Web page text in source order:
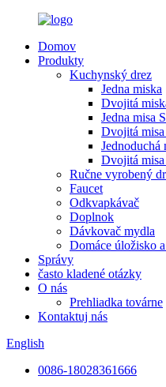
Domov
Produkty
Kuchynský drez
Jedna miska
Dvojitá
Jedna misa
Dvojitá
Dvojitá
Ručne vyrobený
Faucet
Odkvapkávač
Doplnok
Dávkovač mydla
Domáce úložisko
Správy
často kladené otázky
O nás
Prehliadka továrne
Kontaktuj nás
English
0086-18028361666